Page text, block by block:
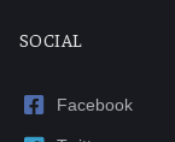
SOCIAL
Facebook